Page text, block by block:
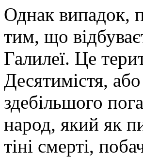
Однак випадок,
тим, що
Галилеї. Це
Десятимістя,
здебільшого
народ, який як
тіні смерті,